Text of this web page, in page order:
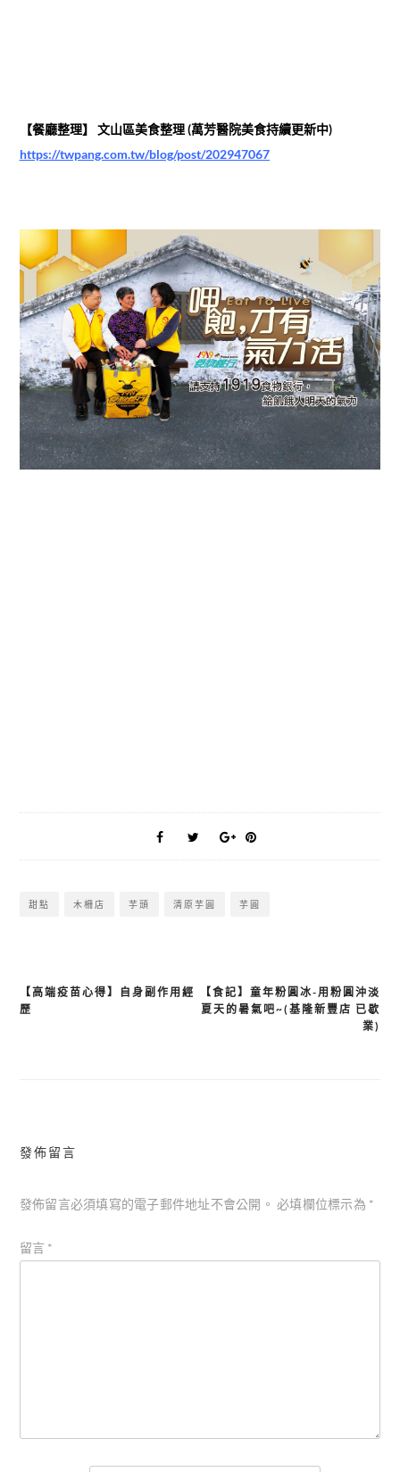
【餐廳整理】 文山區美食整理 (萬芳醫院美食持續更新中)
https://twpang.com.tw/blog/post/202947067
甜點 木柵店 芋頭 清原芋圓 芋圓
文
【高端疫苗心得】自身副作用經
歷
【食記】童年粉圓冰-用粉圓沖淡
夏天的暑氣吧~(基隆新豐店 已歇
業)
發佈留言
發佈留言必須填寫的電子郵件地址不會公開。 必填欄位標示為 *
留言 *